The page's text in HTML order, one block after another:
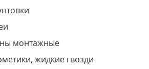
монтажные
жидкие гвозди